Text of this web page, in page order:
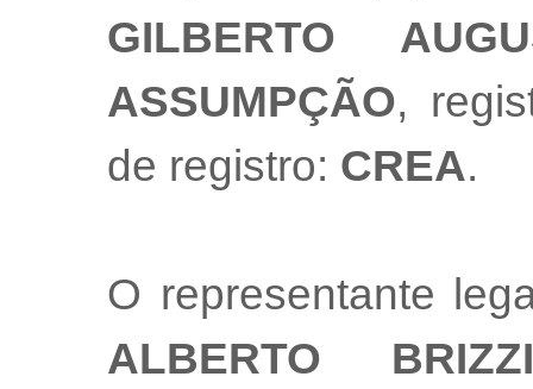
GILBERTO
ASSUMPÇÃO,
de registro: CREA.
O representante
ALBERTO